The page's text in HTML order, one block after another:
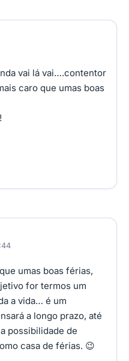
vai lá vai….contentor
caro que umas boas
umas boas férias,
for termos um
a vida… é um
a longo prazo, até
possibilidade de
casa de férias. 😉